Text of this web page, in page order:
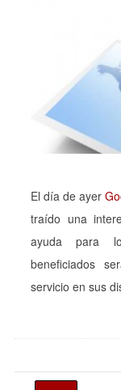
El día de ayer
traído una
ayuda para
beneficiados
servicio en sus